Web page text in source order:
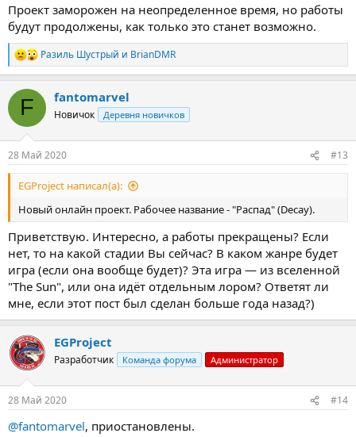
Проект заморожен на неопределенное время, но работы
будут продолжены, как только это станет возможно.
Р
е
к
и
Разиль Шустрый и BrianDMR
F fantomarvel
Новичок Деревня новичков
28 Май 2020 #13
EGProject написал(а):
Новый онлайн проект. Рабочее название - "Распад" (Decay).
Приветствую. Интересно, а работы прекращены? Если
нет, то на какой стадии Вы сейчас? В каком жанре будет
игра (если она вообще будет)? Эта игра — из вселенной
"The Sun", или она идёт отдельным лором? Ответят ли
мне, если этот пост был сделан больше года назад?)
EGProject
Разработчик Команда форума Администратор
28 Май 2020 #14
@fantomarvel, приостановлены.